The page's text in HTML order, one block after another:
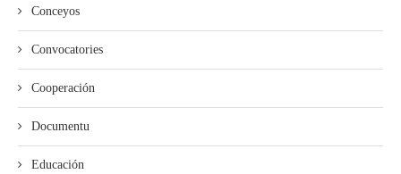
Conceyos
Convocatories
Cooperación
Documentu
Educación